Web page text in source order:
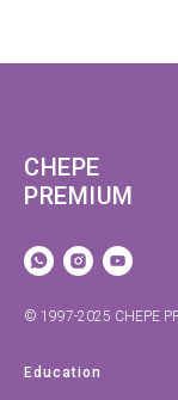
CHEPE
PREMIUM
© 1997-2025 CHEPE
Education